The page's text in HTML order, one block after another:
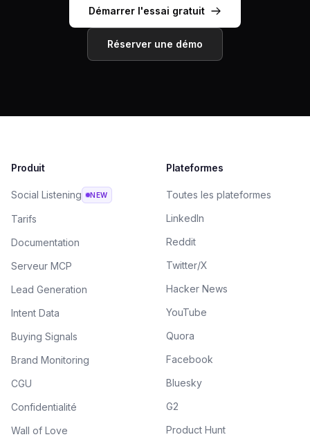
Démarrer l'essai gratuit
Réserver une démo
Produit
Social Listening NEW
Tarifs
Documentation
Serveur MCP
Lead Generation
Intent Data
Buying Signals
Brand Monitoring
CGU
Confidentialité
Wall of Love
Plateformes
Toutes les plateformes
LinkedIn
Reddit
Twitter/X
Hacker News
YouTube
Quora
Facebook
Bluesky
G2
Product Hunt